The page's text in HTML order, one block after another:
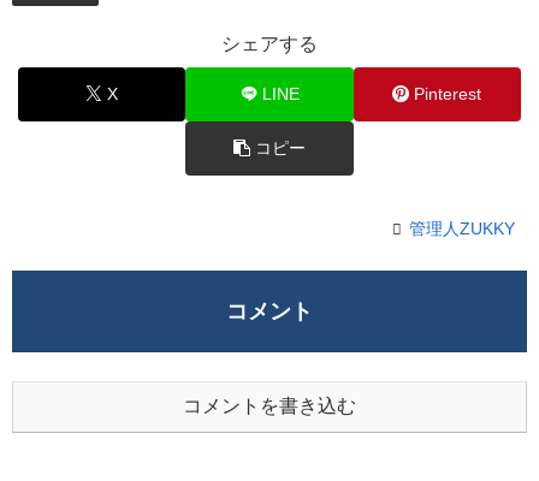
シェアする
X LINE Pinterest
コピー
管理人ZUKKY
コメント
コメントを書き込む